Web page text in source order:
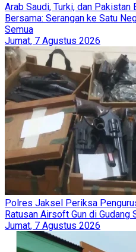
Arab Saudi, Turki, dan Pakistan
Bersama: Serangan ke Satu
Semua
Jumat, 7 Agustus 2026
Polres Jaksel Periksa
Ratusan Airsoft Gun di Gudang
Jumat, 7 Agustus 2026